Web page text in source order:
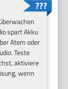
spart Akku
Atem oder
Teste
aktiviere
wenn